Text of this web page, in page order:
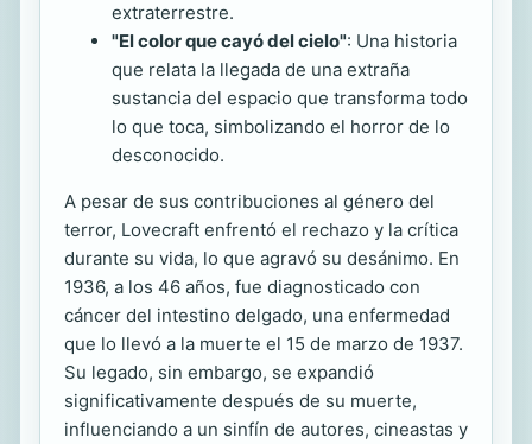
extraterrestre.
"El color que cayó del cielo": Una historia
que relata la llegada de una extraña
sustancia del espacio que transforma todo
lo que toca, simbolizando el horror de lo
desconocido.
A pesar de sus contribuciones al género del
terror, Lovecraft enfrentó el rechazo y la crítica
durante su vida, lo que agravó su desánimo. En
1936, a los 46 años, fue diagnosticado con
cáncer del intestino delgado, una enfermedad
que lo llevó a la muerte el 15 de marzo de 1937.
Su legado, sin embargo, se expandió
significativamente después de su muerte,
influenciando a un sinfín de autores, cineastas y